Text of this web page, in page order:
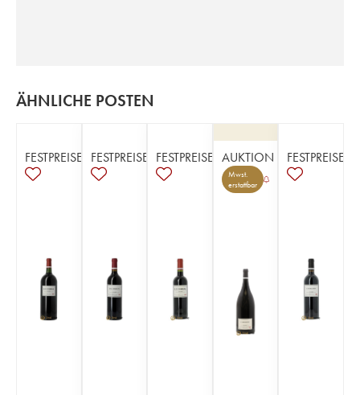
ÄHNLICHE POSTEN
FESTPREISE FESTPREISE FESTPREISE AUKTION
Mwst.
erstattbar
FESTPREISE